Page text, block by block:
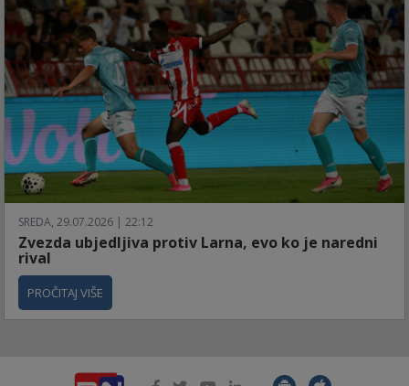
SREDA, 29.07.2026 | 22:12
Zvezda ubjedljiva protiv Larna, evo ko je naredni
rival
PROČITAJ VIŠE